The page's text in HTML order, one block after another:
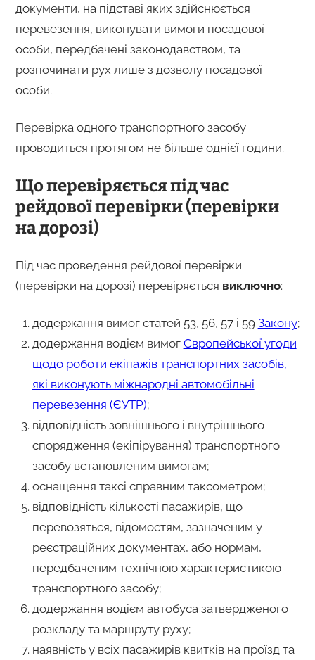
документи, на підставі яких здійснюється
перевезення, виконувати вимоги посадової
особи, передбачені законодавством, та
розпочинати рух лише з дозволу посадової
особи.
Перевірка одного транспортного засобу
проводиться протягом не більше однієї години.
Що перевіряється під час
рейдової перевірки (перевірки
на дорозі)
Під час проведення рейдової перевірки
(перевірки на дорозі) перевіряється виключно:
додержання вимог статей 53, 56, 57 і 59 Закону;
додержання водієм вимог Європейської угоди
щодо роботи екіпажів транспортних засобів,
які виконують міжнародні автомобільні
перевезення (ЄУТР);
відповідність зовнішнього і внутрішнього
спорядження (екіпірування) транспортного
засобу встановленим вимогам;
оснащення таксі справним таксометром;
відповідність кількості пасажирів, що
перевозяться, відомостям, зазначеним у
реєстраційних документах, або нормам,
передбаченим технічною характеристикою
транспортного засобу;
додержання водієм автобуса затвердженого
розкладу та маршруту руху;
наявність у всіх пасажирів квитків на проїзд та